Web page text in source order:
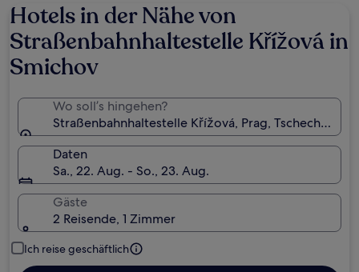
Hotels in der Nähe von
Straßenbahnhaltestelle Křížová in
Smichov
Wo soll’s hingehen?
Straßenbahnhaltestelle Křížová, Prag, Tschechien
Daten
Sa., 22. Aug. - So., 23. Aug.
Gäste
2 Reisende, 1 Zimmer
Ich reise geschäftlich